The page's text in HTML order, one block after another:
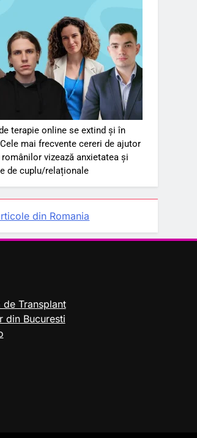
terapie online se extind și în
mai frecvente cereri de ajutor
vizează anxietatea și
de cuplu/relaționale
din Romania
Transplant
din Bucuresti